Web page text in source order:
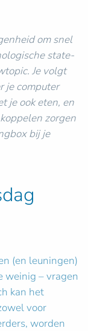
om snel
state-
Je volgt
je computer
je ook eten, en
zorgen
bij je
(en leuningen)
weinig ­– vragen
kan het
voor
worden